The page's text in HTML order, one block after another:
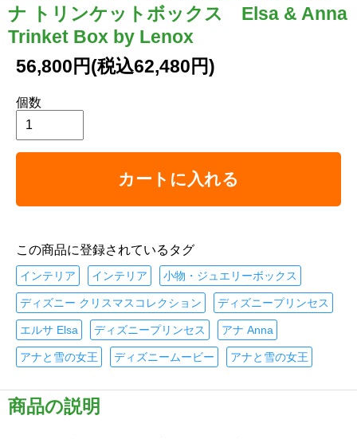
ナ トリンケットボックス Elsa & Anna
Trinket Box by Lenox
56,800円(税込62,480円)
個数
カートに入れる
この商品に登録されているタグ
インテリア インテリア 小物・ジュエリーボックス
ディズニー クリスマスコレクション ディズニープリンセス
エルサ Elsa ディズニープリンセス アナ Anna
アナと雪の女王 ディズニームービー アナと雪の女王
商品の説明